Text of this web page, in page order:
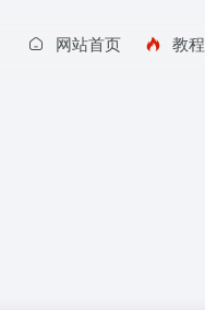
网站首页 教程